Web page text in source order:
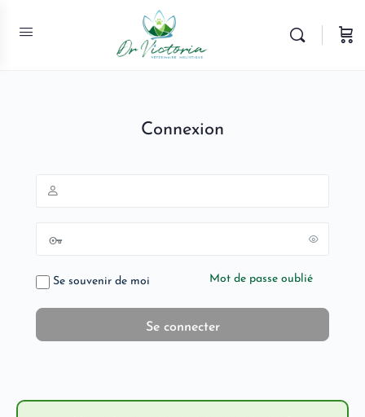
Connexion
Se souvenir de moi Mot de passe oublié